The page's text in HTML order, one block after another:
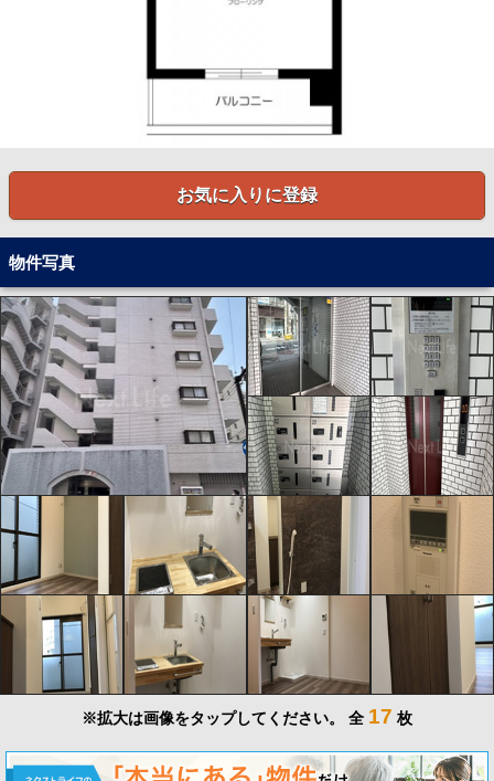
お気に入りに登録
物件写真
※拡大は画像をタップしてください。 全 17 枚